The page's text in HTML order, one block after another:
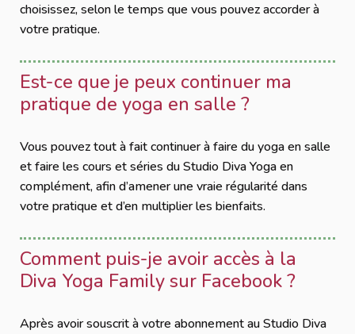
choisissez, selon le temps que vous pouvez accorder à
votre pratique.
Est-ce que je peux continuer ma
pratique de yoga en salle ?
Vous pouvez tout à fait continuer à faire du yoga en salle
et faire les cours et séries du Studio Diva Yoga en
complément, afin d’amener une vraie régularité dans
votre pratique et d’en multiplier les bienfaits.
Comment puis-je avoir accès à la
Diva Yoga Family sur Facebook ?
Après avoir souscrit à votre abonnement au Studio Diva